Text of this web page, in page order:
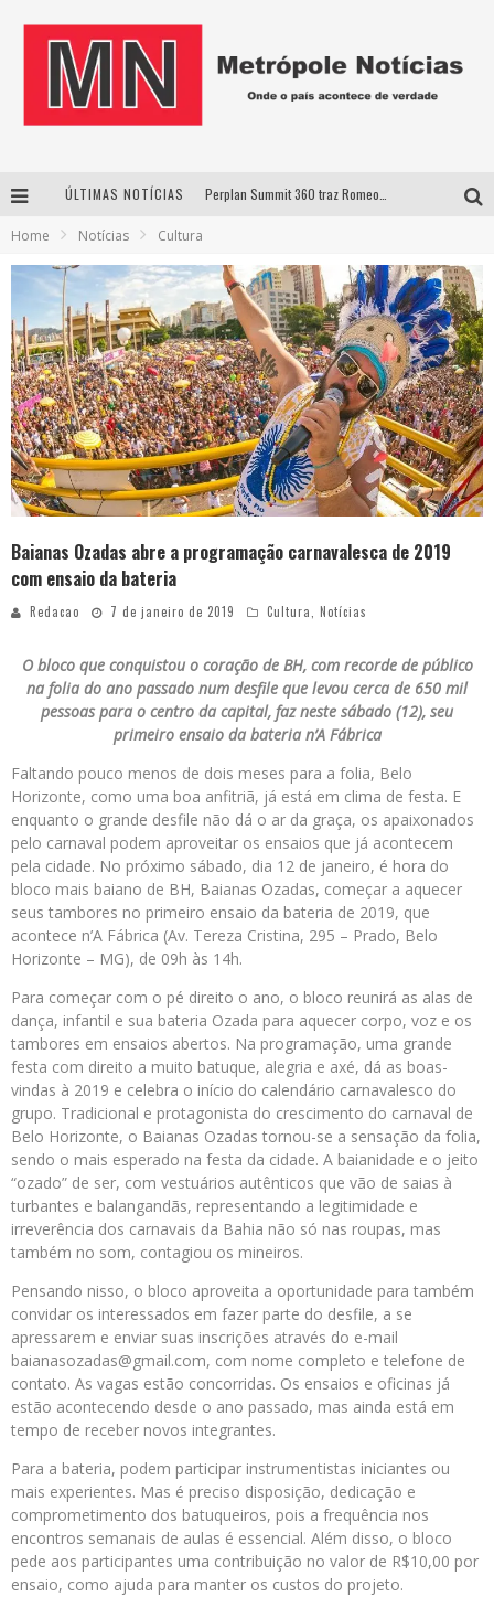
ÚLTIMAS NOTÍCIAS
Uberlândia recebe estreia nacional de espetáculo inspirado em episódio marcante da vida de Friedrich Nietzsche
Agosto Dourado: apoio, informação e acolhimento fortalecem o sucesso da amamentação
Home Notícias Cultura
Baianas Ozadas abre a programação carnavalesca de 2019
com ensaio da bateria
Redacao 7 de janeiro de 2019 Cultura, Notícias
O bloco que conquistou o coração de BH, com recorde de público
na folia do ano passado num desfile que levou cerca de 650 mil
pessoas para o centro da capital, faz neste sábado (12), seu
primeiro ensaio da bateria n’A Fábrica
Faltando pouco menos de dois meses para a folia, Belo
Horizonte, como uma boa anfitriã, já está em clima de festa. E
enquanto o grande desfile não dá o ar da graça, os apaixonados
pelo carnaval podem aproveitar os ensaios que já acontecem
pela cidade. No próximo sábado, dia 12 de janeiro, é hora do
bloco mais baiano de BH, Baianas Ozadas, começar a aquecer
seus tambores no primeiro ensaio da bateria de 2019, que
acontece n’A Fábrica (Av. Tereza Cristina, 295 – Prado, Belo
Horizonte – MG), de 09h às 14h.
Para começar com o pé direito o ano, o bloco reunirá as alas de
dança, infantil e sua bateria Ozada para aquecer corpo, voz e os
tambores em ensaios abertos. Na programação, uma grande
festa com direito a muito batuque, alegria e axé, dá as boas-
vindas à 2019 e celebra o início do calendário carnavalesco do
grupo. Tradicional e protagonista do crescimento do carnaval de
Belo Horizonte, o Baianas Ozadas tornou-se a sensação da folia,
sendo o mais esperado na festa da cidade. A baianidade e o jeito
“ozado” de ser, com vestuários autênticos que vão de saias à
turbantes e balangandãs, representando a legitimidade e
irreverência dos carnavais da Bahia não só nas roupas, mas
também no som, contagiou os mineiros.
Pensando nisso, o bloco aproveita a oportunidade para também
convidar os interessados em fazer parte do desfile, a se
apressarem e enviar suas inscrições através do e-mail
baianasozadas@gmail.com, com nome completo e telefone de
contato. As vagas estão concorridas. Os ensaios e oficinas já
estão acontecendo desde o ano passado, mas ainda está em
tempo de receber novos integrantes.
Para a bateria, podem participar instrumentistas iniciantes ou
mais experientes. Mas é preciso disposição, dedicação e
comprometimento dos batuqueiros, pois a frequência nos
encontros semanais de aulas é essencial. Além disso, o bloco
pede aos participantes uma contribuição no valor de R$10,00 por
ensaio, como ajuda para manter os custos do projeto.